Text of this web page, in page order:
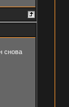
снова